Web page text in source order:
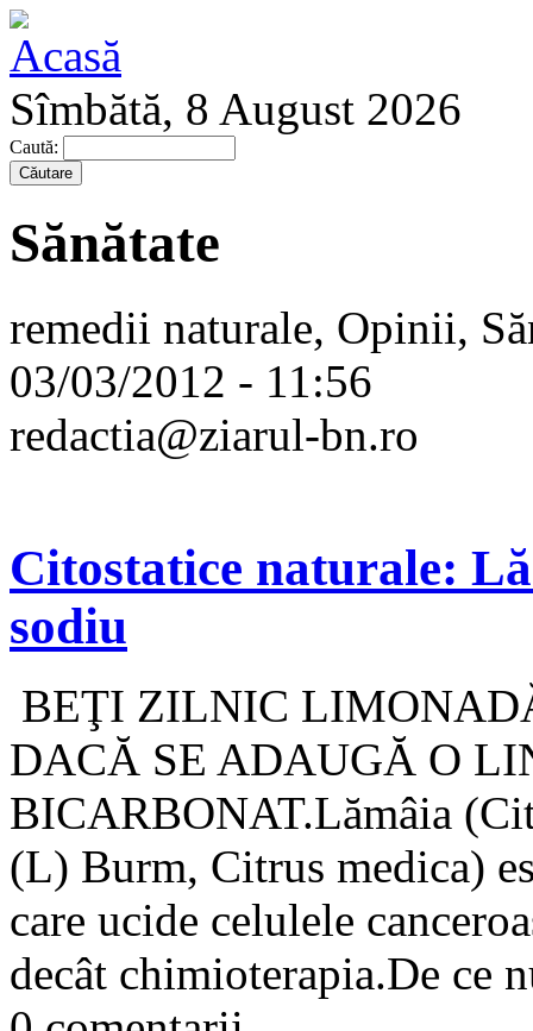
Sîmbătă, 8 August 2026
Caută:
Sănătate
remedii naturale, Opinii,
03/03/2012 - 11:56
redactia@ziarul-bn.ro
Citostatice naturale:
sodiu
BEŢI ZILNIC
DACĂ SE ADAUGĂ O
BICARBONAT.Lămâia
(L) Burm, Citrus medica)
care ucide celulele
decât chimioterapia.De ce